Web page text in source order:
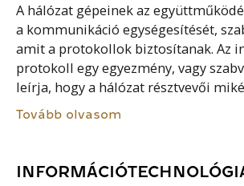
A hálózat gépeinek az
a kommunikáció egységesítését,
amit a protokollok biztosítanak. Az
protokoll egy egyezmény, vagy
leírja, hogy a hálózat résztvevői
Tovább olvasom